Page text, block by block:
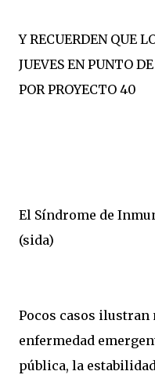
Y RECUERDEN QUE
JUEVES EN PUNTO
POR PROYECTO 40
El Síndrome de
(sida)
Pocos casos
enfermedad
pública, la